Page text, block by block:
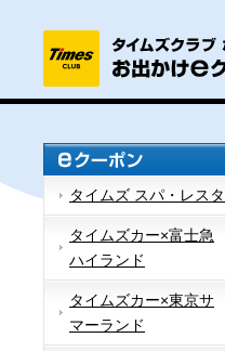
タイムズ スパ・レスタ
タイムズカー×富士急
ハイランド
タイムズカー×東京サ
マーランド